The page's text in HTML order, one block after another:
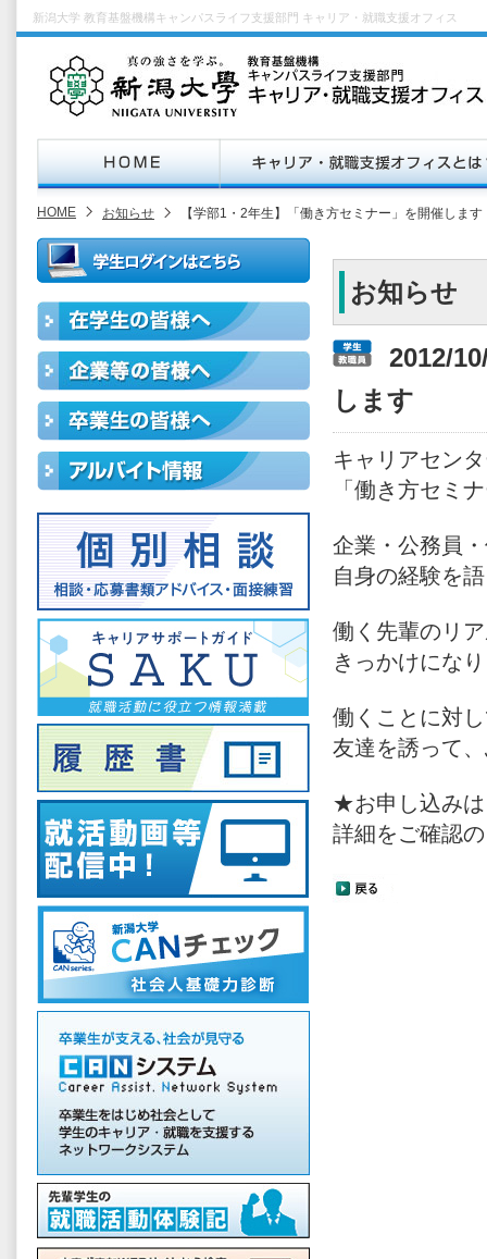
新潟大学 教育基盤機構キャンパスライフ支援部門 キャリア・就職支援オフィス
HOME お知らせ 【学部1・2年生】「働き方セミナー」を開催します
お知らせ
2012/
します
キャリアセン
「働き方セミ
企業・公務員
自身の経験を
働く先輩のリ
きっかけにな
働くことに対
友達を誘って
★お申し込みは
詳細をご確認